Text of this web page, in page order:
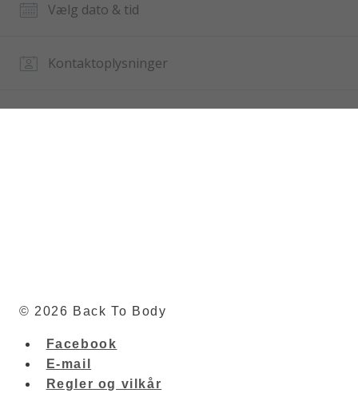
© 2026 Back To Body
Facebook
E-mail
Regler og vilkår